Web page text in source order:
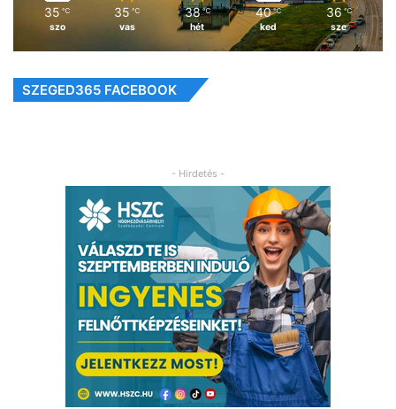
35 ℃
szo
35 ℃
vas
38 ℃
hét
40 ℃
ked
36 ℃
sze
SZEGED365 FACEBOOK
- Hirdetés -